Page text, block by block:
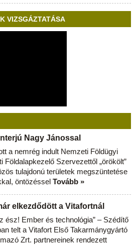
VIZSGÁZTATÁSA
Nagy Jánossal
a nemrég indult Nemzeti Földügyi
Földalapkezelő Szervezettől „örökölt”
tulajdonú területek megszüntetése
öntözéssel Tovább »
elkezdődött a Vitafortnál
ész! Ember és technológia” – Szédítő
telt a Vitafort Első Takarmánygyártó
Zrt. partnereinek rendezett